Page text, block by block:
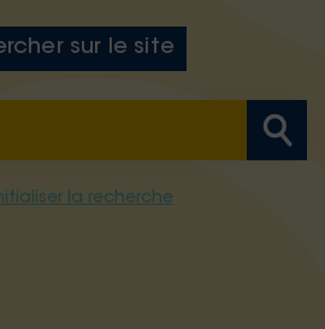
sur le site
la recherche